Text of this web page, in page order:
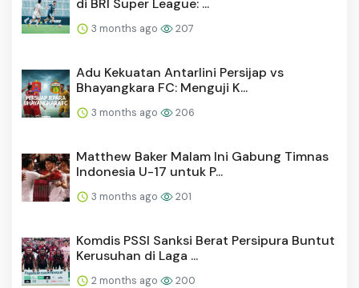
3 months ago 207
Adu Kekuatan Antarlini Persijap vs
Bhayangkara FC: Menguji K...
3 months ago 206
Matthew Baker Malam Ini Gabung Timnas
Indonesia U-17 untuk P...
3 months ago 201
Komdis PSSI Sanksi Berat Persipura Buntut
Kerusuhan di Laga ...
2 months ago 200